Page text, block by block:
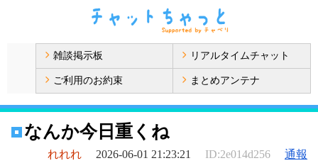
雑談掲示板 リアルタイムチャット
ご利用のお約束 まとめアンテナ
なんか今日重くね
れれれ 2026-06-01 21:23:21 ID:2e014d256 通報